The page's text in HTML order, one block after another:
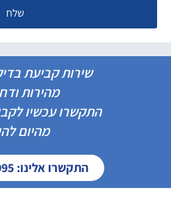
שלח
שירות קביעת
מהירות
התקשרו עכשיו
מהיום
התקשרו אלינו: 072-371-9995